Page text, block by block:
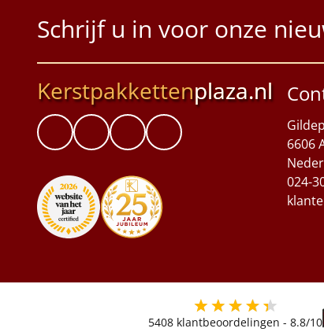
Schrijf u in voor onze
Kerstpakkettenplaza.nl
6606
024-
5408 klantbeoordelingen - 8.8/10